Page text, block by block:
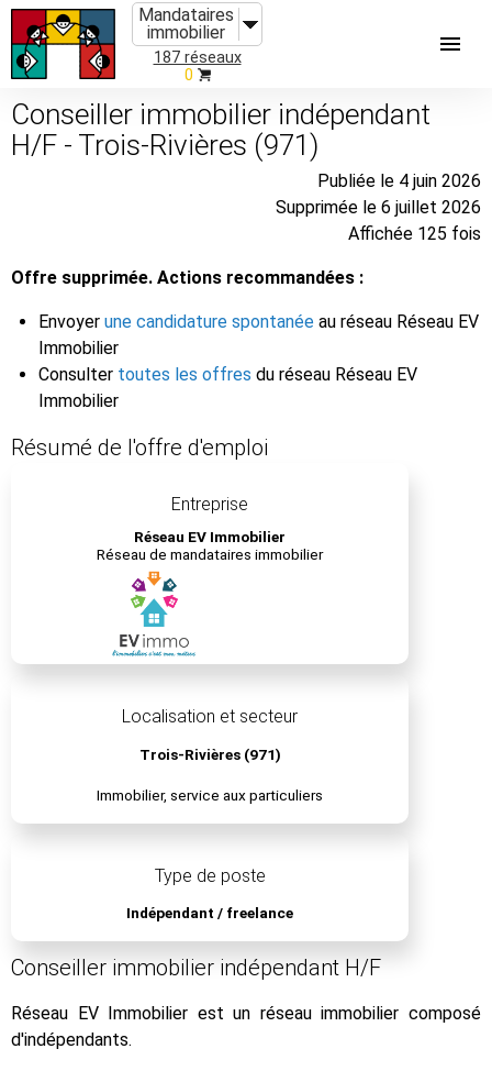
Mandataires
immobilier
187 réseaux
0
Conseiller immobilier indépendant
H/F - Trois-Rivières (971)
Publiée le 4 juin 2026
Supprimée le 6 juillet 2026
Affichée 125 fois
Offre supprimée. Actions recommandées :
Envoyer une candidature spontanée au réseau Réseau EV
Immobilier
Consulter toutes les offres du réseau Réseau EV
Immobilier
Résumé de l'offre d'emploi
Entreprise
Réseau EV Immobilier
Réseau de mandataires immobilier
Localisation et secteur
Trois-Rivières (971)
Immobilier, service aux particuliers
Type de poste
Indépendant / freelance
Conseiller immobilier indépendant H/F
Réseau EV Immobilier est un réseau immobilier composé
d'indépendants.